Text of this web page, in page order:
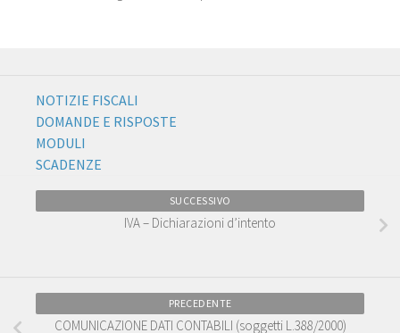
NOTIZIE FISCALI
DOMANDE E RISPOSTE
MODULI
SCADENZE
SUCCESSIVO
IVA – Dichiarazioni d’intento
PRECEDENTE
COMUNICAZIONE DATI CONTABILI (soggetti L.388/2000)